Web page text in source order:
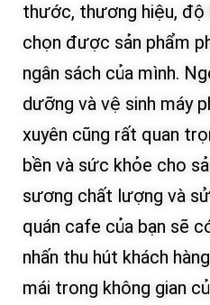
thước, thương hiệu, độ
chọn được sản phẩm
ngân sách của mình.
dưỡng và vệ sinh máy
xuyên cũng rất quan
bền và sức khỏe cho
sương chất lượng và
quán cafe của bạn sẽ
nhấn thu hút khách
mái trong không gian